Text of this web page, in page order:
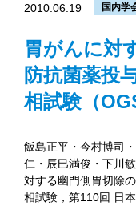
2010.06.19 国内学
胃がんに対
防抗菌薬投
相試験（
飯島正平・今村博司
仁・辰巳満俊・下川
対する幽門側胃切除
相試験，第110回 日本